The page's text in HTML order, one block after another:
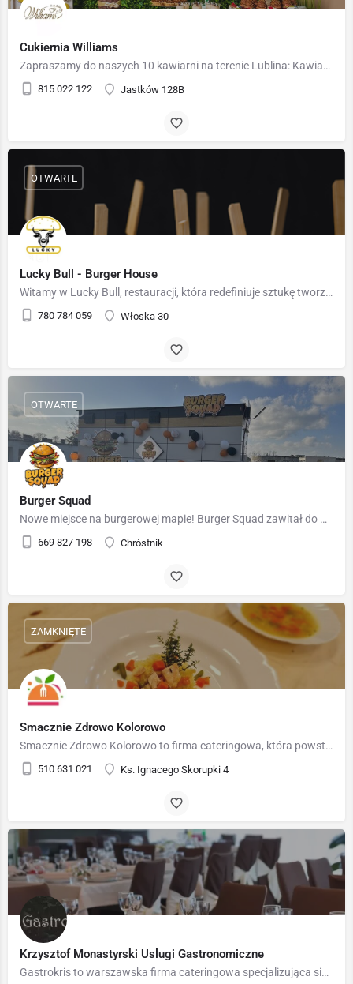
Cukiernia Williams
Zapraszamy do naszych 10 kawiarni na terenie Lublina: Kawiarnia w Galerii Olimp 4, Aleja Spółdzielczości…
815 022 122 Jastków 128B
Lucky Bull - Burger House
Witamy w Lucky Bull, restauracji, która redefiniuje sztukę tworzenia burgerów! Nasz lokal to miejsce, gdzie…
780 784 059 Włoska 30
OTWARTE
Burger Squad
Nowe miejsce na burgerowej mapie! Burger Squad zawitał do Chróstnika, tuż przy węźle 47 drogi S3! Mamy dla…
669 827 198 Chróstnik
OTWARTE
Smacznie Zdrowo Kolorowo
Smacznie Zdrowo Kolorowo to firma cateringowa, która powstała z pasji do zdrowego i świadomego żywienia…
510 631 021 Ks. Ignacego Skorupki 4
ZAMKNIĘTE
Krzysztof Monastyrski Uslugi Gastronomiczne
Gastrokris to warszawska firma cateringowa specjalizująca się w obsłudze firm, doradztwie kulinarnym i…